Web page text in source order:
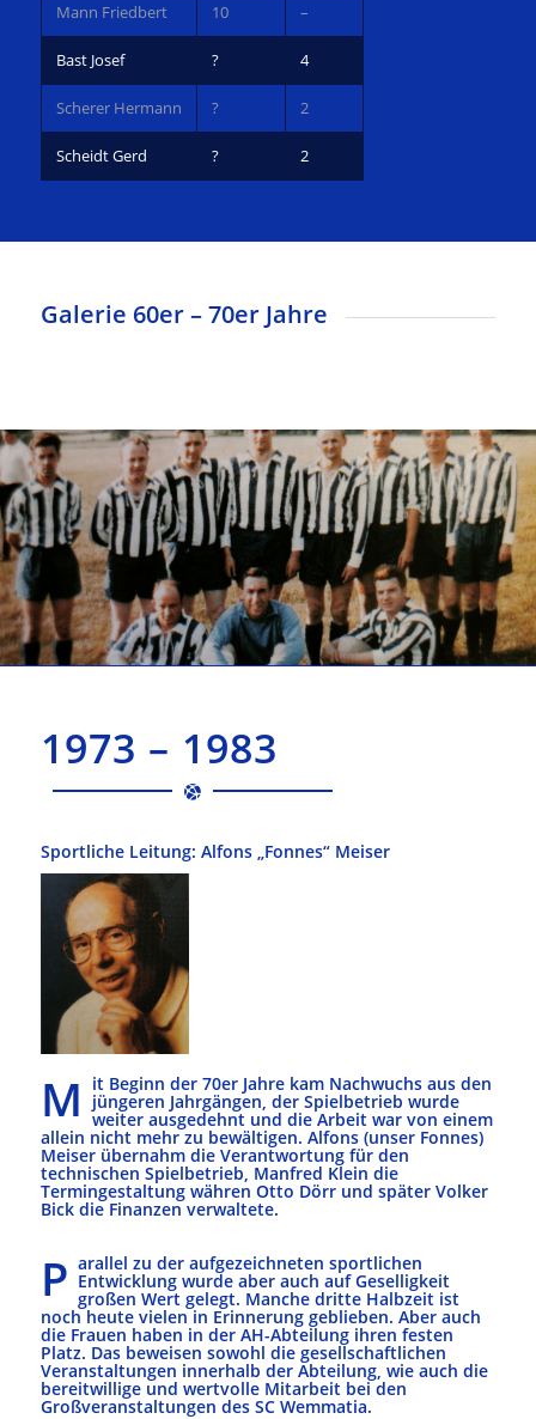
Mann Friedbert 10 –
Bast Josef ? 4
Scherer Hermann ? 2
Scheidt Gerd ? 2
Galerie 60er – 70er Jahre
1973 – 1983
Sportliche Leitung: Alfons „Fonnes“ Meiser
M it Beginn der 70er Jahre kam Nachwuchs aus den
jüngeren Jahrgängen, der Spielbetrieb wurde
weiter ausgedehnt und die Arbeit war von einem
allein nicht mehr zu bewältigen. Alfons (unser Fonnes)
Meiser übernahm die Verantwortung für den
technischen Spielbetrieb, Manfred Klein die
Termingestaltung währen Otto Dörr und später Volker
Bick die Finanzen verwaltete.
P arallel zu der aufgezeichneten sportlichen
Entwicklung wurde aber auch auf Geselligkeit
großen Wert gelegt. Manche dritte Halbzeit ist
noch heute vielen in Erinnerung geblieben. Aber auch
die Frauen haben in der AH-Abteilung ihren festen
Platz. Das beweisen sowohl die gesellschaftlichen
Veranstaltungen innerhalb der Abteilung, wie auch die
bereitwillige und wertvolle Mitarbeit bei den
Großveranstaltungen des SC Wemmatia.